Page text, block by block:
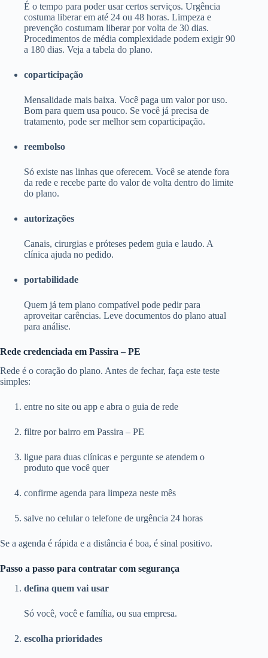
É o tempo para poder usar certos serviços. Urgência
costuma liberar em até 24 ou 48 horas. Limpeza e
prevenção costumam liberar por volta de 30 dias.
Procedimentos de média complexidade podem exigir 90
a 180 dias. Veja a tabela do plano.
coparticipação
Mensalidade mais baixa. Você paga um valor por uso.
Bom para quem usa pouco. Se você já precisa de
tratamento, pode ser melhor sem coparticipação.
reembolso
Só existe nas linhas que oferecem. Você se atende fora
da rede e recebe parte do valor de volta dentro do limite
do plano.
autorizações
Canais, cirurgias e próteses pedem guia e laudo. A
clínica ajuda no pedido.
portabilidade
Quem já tem plano compatível pode pedir para
aproveitar carências. Leve documentos do plano atual
para análise.
Rede credenciada em Passira – PE
Rede é o coração do plano. Antes de fechar, faça este teste
simples:
entre no site ou app e abra o guia de rede
filtre por bairro em Passira – PE
ligue para duas clínicas e pergunte se atendem o
produto que você quer
confirme agenda para limpeza neste mês
salve no celular o telefone de urgência 24 horas
Se a agenda é rápida e a distância é boa, é sinal positivo.
Passo a passo para contratar com segurança
defina quem vai usar
Só você, você e família, ou sua empresa.
escolha prioridades